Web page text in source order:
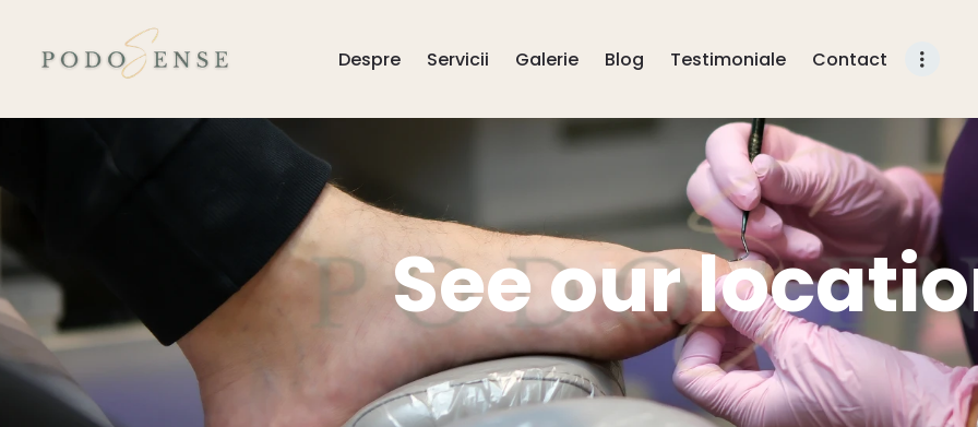
Despre Servicii Galerie Blog Testimoniale Contact
See our
TESTIMONIALE
CONTACT